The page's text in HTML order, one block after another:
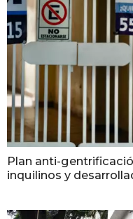
Plan anti-
inquilinos y